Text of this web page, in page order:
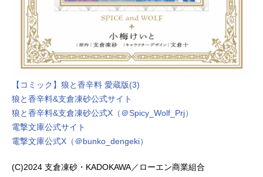
【コミック】狼と香辛料 愛蔵版(3)
狼と香辛料&支倉凍砂公式サイト
狼と香辛料&支倉凍砂公式X（＠Spicy_Wolf_Prj）
電撃文庫公式サイト
電撃文庫公式X（＠bunko_dengeki）
(C)2024 支倉凍砂・KADOKAWA／ローエン商業組合